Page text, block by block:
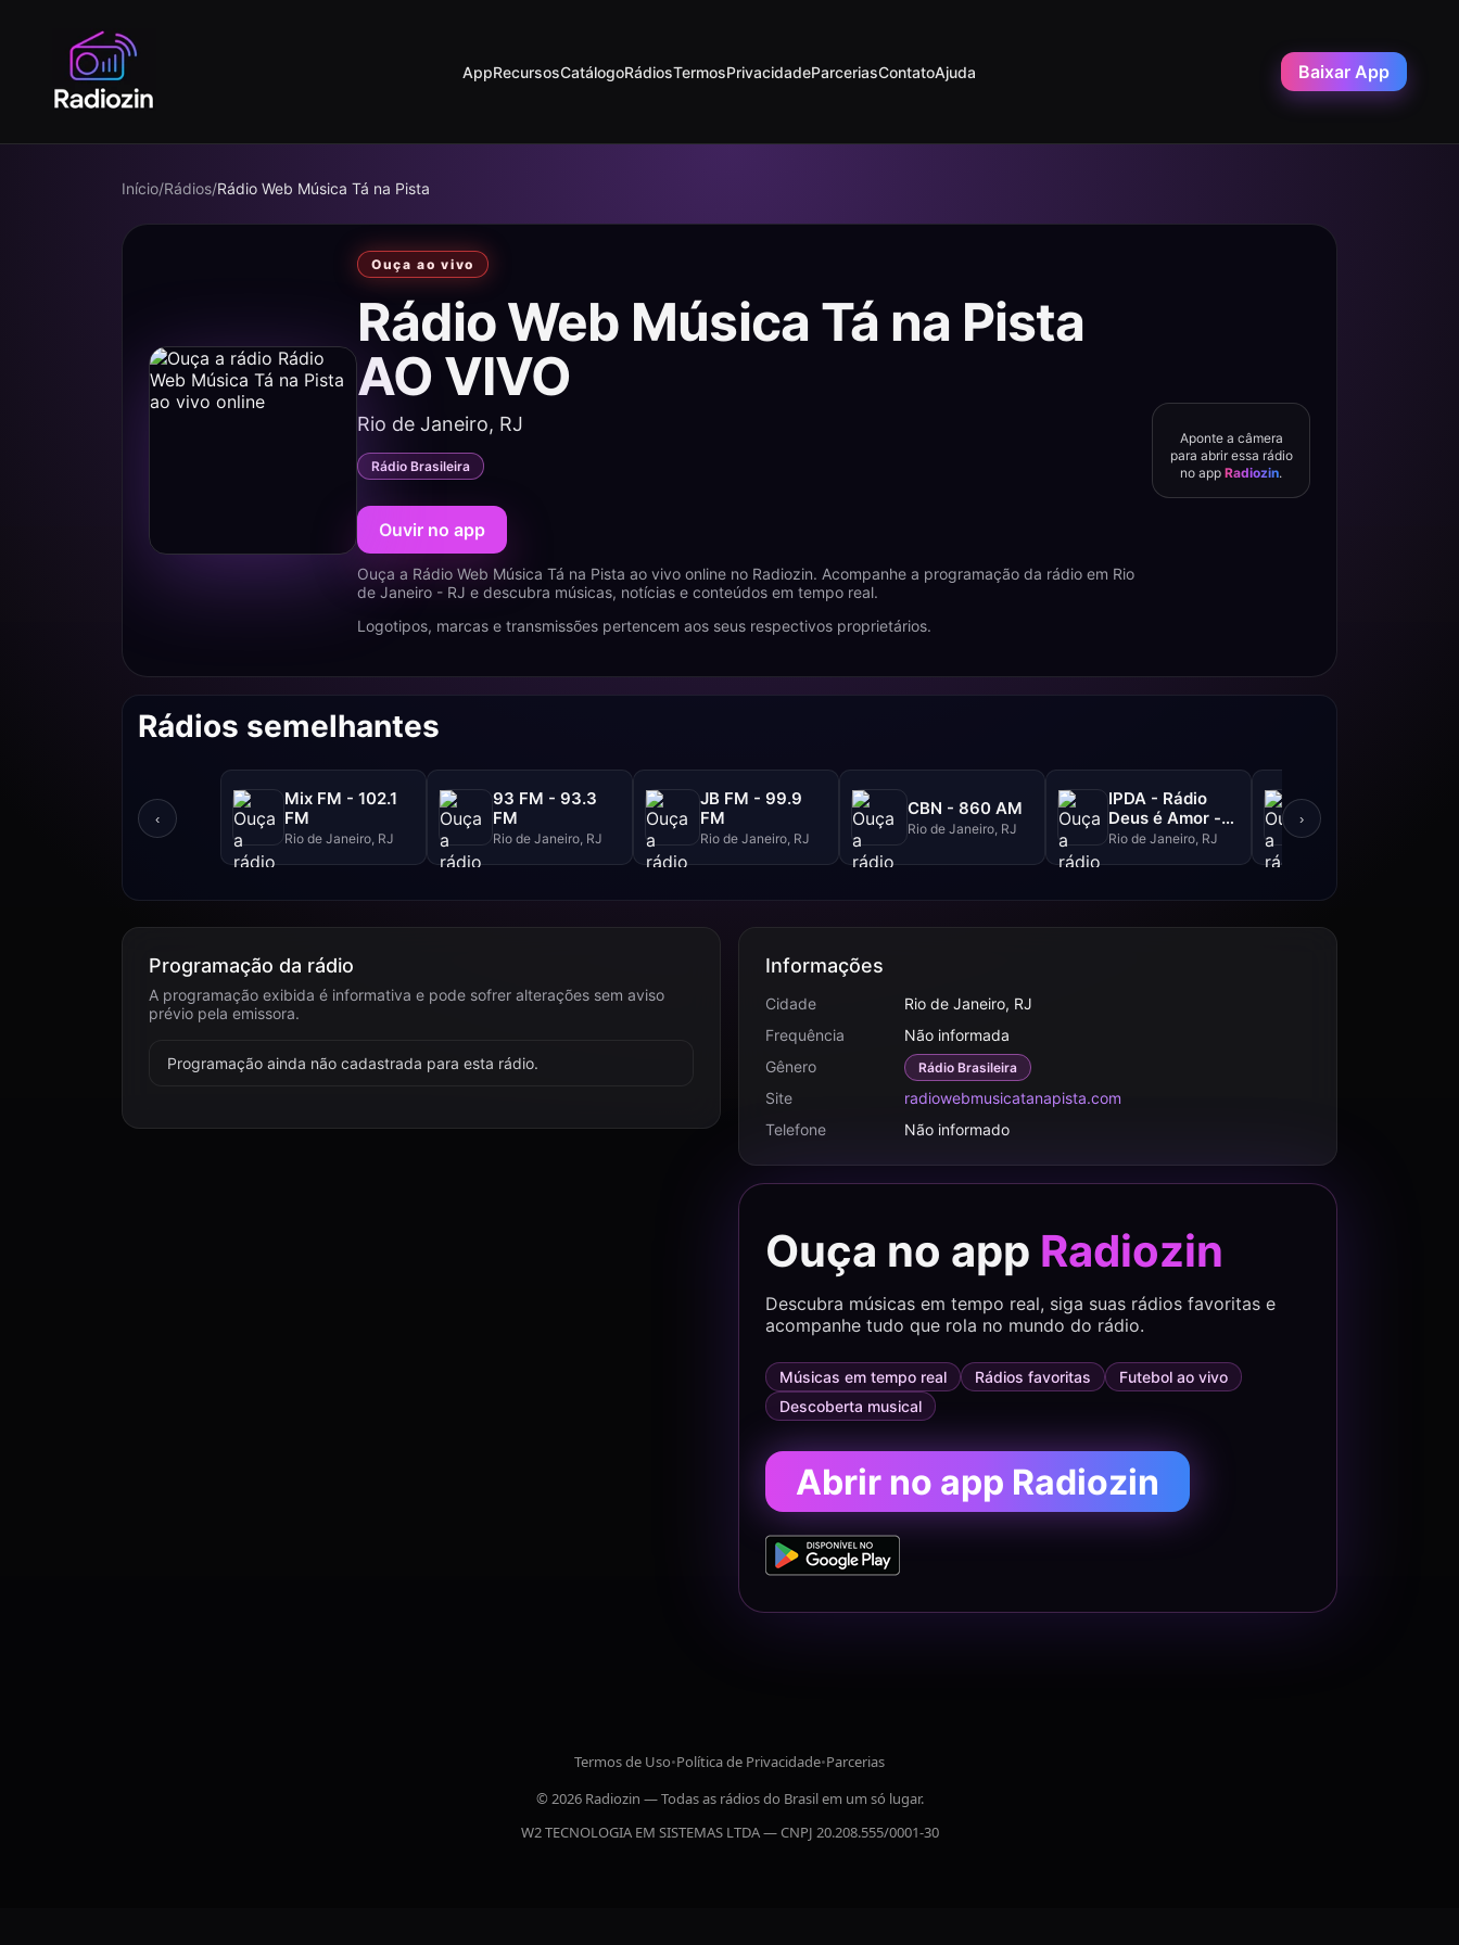
AppRecursosCatálogoRádiosTermosPrivacidadeParceriasContatoAjuda Baixar App
Início/Rádios/Rádio Web Música Tá na Pista
Ouça ao vivo
Rádio Web Música Tá na Pista
AO VIVO
Rio de Janeiro, RJ
Rádio Brasileira
Ouvir no app
Ouça a Rádio Web Música Tá na Pista ao vivo online no Radiozin. Acompanhe a programação da rádio em Rio
de Janeiro - RJ e descubra músicas, notícias e conteúdos em tempo real.
Logotipos, marcas e transmissões pertencem aos seus respectivos proprietários.
Aponte a câmera
para abrir essa rádio
no appRadiozin.
Rádios semelhantes
‹
Mix FM - 102.1
FM
Rio de Janeiro, RJ
93 FM - 93.3
FM
Rio de Janeiro, RJ
JB FM - 99.9
FM
Rio de Janeiro, RJ
CBN - 860 AM
Rio de Janeiro, RJ
IPDA - Rádio
Deus é Amor -
1030 AM
Rio de Janeiro, RJ
98.7 FM
›
Programação da rádio
A programação exibida é informativa e pode sofrer alterações sem aviso
prévio pela emissora.
Programação ainda não cadastrada para esta rádio.
Informações
Cidade
Rio de Janeiro, RJ
Frequência
Não informada
Gênero
Rádio Brasileira
Site
radiowebmusicatanapista.com
Telefone
Não informado
Ouça no app Radiozin
Descubra músicas em tempo real, siga suas rádios favoritas e
acompanhe tudo que rola no mundo do rádio.
Músicas em tempo real Rádios favoritas
Futebol ao vivo
Descoberta musical
Abrir no app Radiozin
Termos de Uso•Política de Privacidade•Parcerias
© 2026 Radiozin — Todas as rádios do Brasil em um só lugar.
W2 TECNOLOGIA EM SISTEMAS LTDA — CNPJ 20.208.555/0001-30